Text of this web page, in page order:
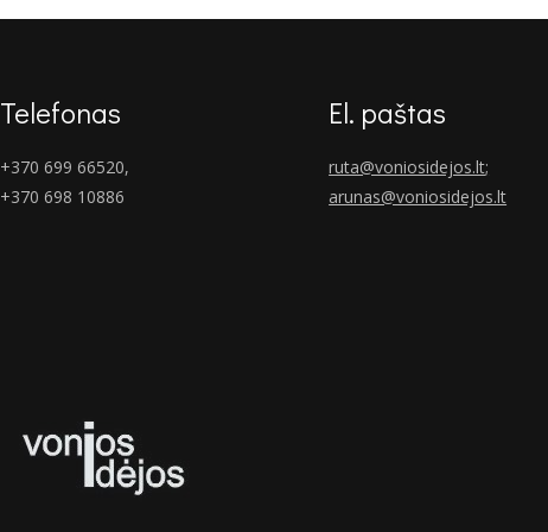
Telefonas
+370 699 66520,
+370 698 10886
El. paštas
ruta@voniosidejos.lt;
arunas@voniosidejos.lt